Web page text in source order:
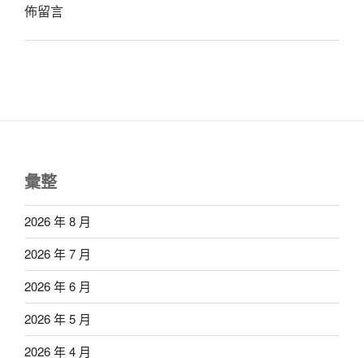
佈留言
彙整
2026 年 8 月
2026 年 7 月
2026 年 6 月
2026 年 5 月
2026 年 4 月